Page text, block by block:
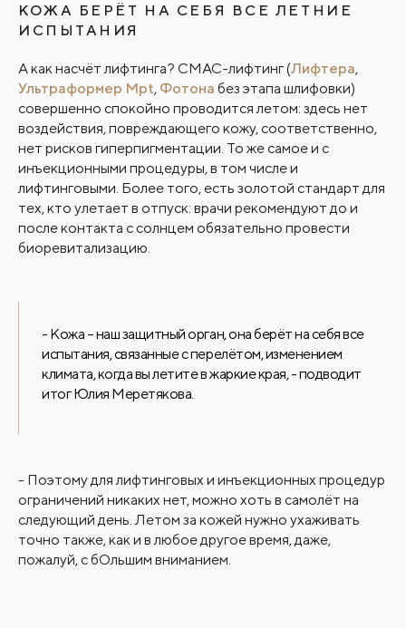
КОЖА БЕРЁТ НА СЕБЯ ВСЕ ЛЕТНИЕ
ИСПЫТАНИЯ
А как насчёт лифтинга? СМАС-лифтинг (Лифтера,
Ультраформер Mpt, Фотона без этапа шлифовки)
совершенно спокойно проводится летом: здесь нет
воздействия, повреждающего кожу, соответственно,
нет рисков гиперпигментации. То же самое и с
инъекционными процедуры, в том числе и
лифтинговыми. Более того, есть золотой стандарт для
тех, кто улетает в отпуск: врачи рекомендуют до и
после контакта с солнцем обязательно провести
биоревитализацию.
- Кожа – наш защитный орган, она берёт на себя все
испытания, связанные с перелётом, изменением
климата, когда вы летите в жаркие края, - подводит
итог Юлия Меретякова.
- Поэтому для лифтинговых и инъекционных процедур
ограничений никаких нет, можно хоть в самолёт на
следующий день. Летом за кожей нужно ухаживать
точно также, как и в любое другое время, даже,
пожалуй, с бОльшим вниманием.